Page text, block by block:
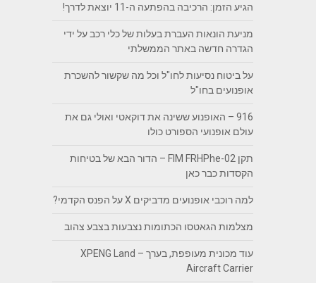
הגיע הזמן: הרכיבה בהפתעה ה-11 יוצאת לדרך!
מניעת הונאות העברת בעלות של כלי רכב על ידי
הגדרה חדשה באתר הממשלתי
על ביטוח נסיעות לחו"ל וכל מה שקשור להשכרת
אופנועים בחו"ל
916 – האופנוע ששינה את דוקאטי ואולי גם את
עולם אופנועי הספורט כולו
תקן FIM FRHPhe-02 – הדור הבא של בטיחות
הקסדות כבר כאן
למה רוכבי אופנועים מדביקים X על הפנס הקדמי?
מצלמות הגאטסו הכתומות נצבעות בצבע צהוב
עוד מכונית מעופפת, בערך – XPENG Land
Aircraft Carrier